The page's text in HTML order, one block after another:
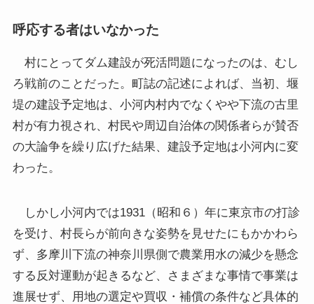
呼応する者はいなかった
村にとってダム建設が死活問題になったのは、むし
ろ戦前のことだった。町誌の記述によれば、当初、堰
堤の建設予定地は、小河内村内でなくやや下流の古里
村が有力視され、村民や周辺自治体の関係者らが賛否
の大論争を繰り広げた結果、建設予定地は小河内に変
わった。
しかし小河内では1931（昭和６）年に東京市の打診
を受け、村長らが前向きな姿勢を見せたにもかかわら
ず、多摩川下流の神奈川県側で農業用水の減少を懸念
する反対運動が起きるなど、さまざまな事情で事業は
進展せず、用地の選定や買収・補償の条件など具体的